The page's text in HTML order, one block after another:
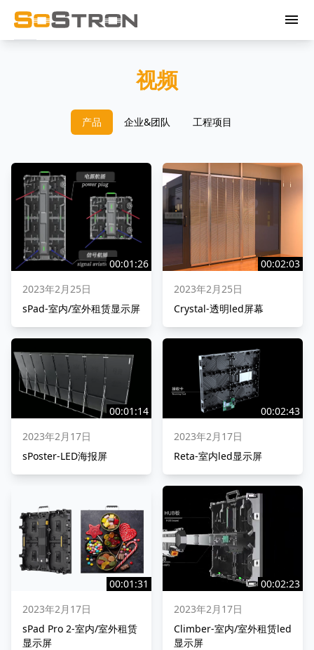
menu
视频
产品 企业&团队 工程项目
00:01:26
2023年2月25日
sPad-室内/室外租赁显示屏
00:02:03
2023年2月25日
Crystal-透明led屏幕
00:01:14
2023年2月17日
sPoster-LED海报屏
00:02:43
2023年2月17日
Reta-室内led显示屏
00:01:31
2023年2月17日
sPad Pro 2-室内/室外租赁
显示屏
00:02:23
2023年2月17日
Climber-室内/室外租赁led
显示屏